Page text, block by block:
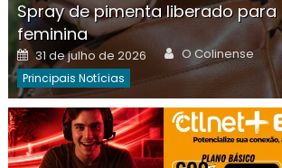
Spray de pimenta liberado
feminina
Posted
on
31 de julho de 2026 Author
O Colinense
Principais Notícias